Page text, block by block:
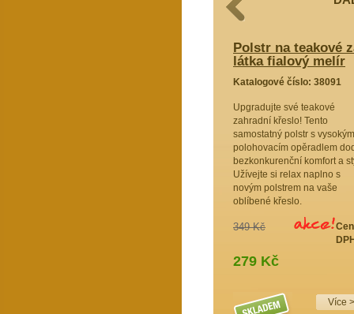
Polstr na teakové
látka fialový melír
Katalogové číslo: 38091
Upgradujte své teakové
zahradní křeslo! Tento
samostatný polstr s
polohovacím opěradlem
bezkonkurenční komfort a
Užívejte si relax naplno s
novým polstrem na vaše
oblíbené křeslo.
349 Kč
279 Kč
Více